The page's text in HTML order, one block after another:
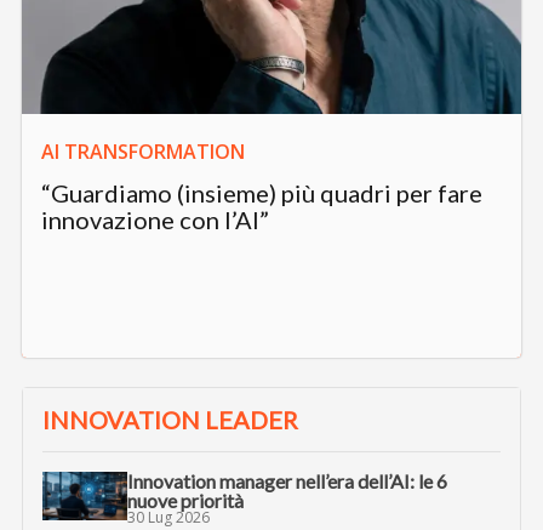
AI TRANSFORMATION
“Guardiamo (insieme) più quadri per fare
innovazione con l’AI”
INNOVATION LEADER
Innovation manager nell’era dell’AI: le 6
nuove priorità
30 Lug 2026